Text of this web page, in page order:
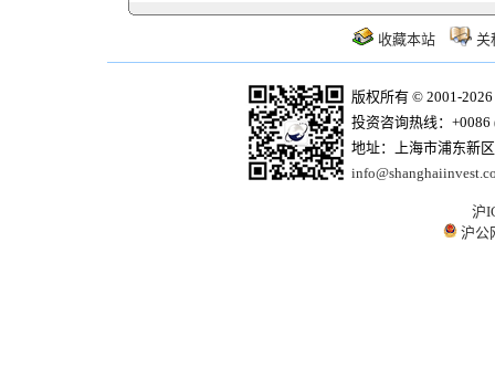
收藏本站 关
版权所有 © 2001-
投资咨询热线：+0086
地址：上海市浦东新
沪
沪公